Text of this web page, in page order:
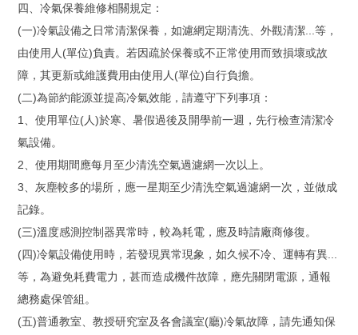
四、冷氣保養維修相關規定：
(一)冷氣設備之日常清潔保養，如濾網定期清洗、外觀清潔...等，
由使用人(單位)負責。若因疏於保養或不正常使用而致損壞或故
障，其更新或維護費用由使用人(單位)自行負擔。
(二)為節約能源並提高冷氣效能，請遵守下列事項：
1、使用單位(人)於寒、暑假過後及開學前一週，先行檢查清潔冷
氣設備。
2、使用期間應每月至少清洗空氣過濾網一次以上。
3、灰塵較多的場所，應一星期至少清洗空氣過濾網一次，並做成
記錄。
(三)溫度感測控制器異常時，較為耗電，應及時請廠商修復。
(四)冷氣設備使用時，若發現異常現象，如久候不冷、運轉有異...
等，為避免耗費電力，甚而造成機件故障，應先關閉電源，通報
總務處保管組。
(五)普通教室、教授研究室及各會議室(廳)冷氣故障，請先通知保